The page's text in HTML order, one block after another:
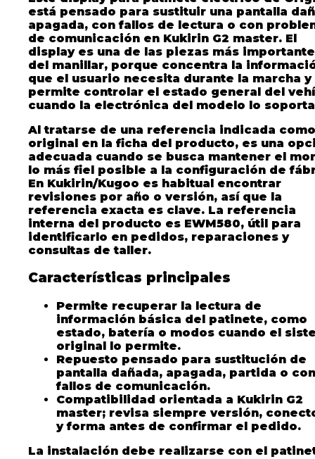
está pensado para sustituir una pantalla
apagada, con fallos de lectura o con
de comunicación en Kukirin G2 master. El
display es una de las piezas más
del manillar, porque concentra la
que el usuario necesita durante la marcha y
permite controlar el estado general del
cuando la electrónica del modelo lo
Al tratarse de una referencia indicada como
original en la ficha del producto, es una
adecuada cuando se busca mantener el
lo más fiel posible a la configuración de
En Kukirin/Kugoo es habitual encontrar
revisiones por año o versión, así que la
referencia exacta es clave. La referencia
interna del producto es EWM580, útil para
identificarlo en pedidos, reparaciones y
consultas de taller.
Características principales
Permite recuperar la lectura de
información básica del patinete, como
estado, batería o modos cuando el
original lo permite.
Repuesto pensado para sustitución de
pantalla dañada, apagada, partida o con
fallos de comunicación.
Compatibilidad orientada a Kukirin G2
master; revisa siempre versión,
y forma antes de confirmar el pedido.
La instalación debe realizarse con el